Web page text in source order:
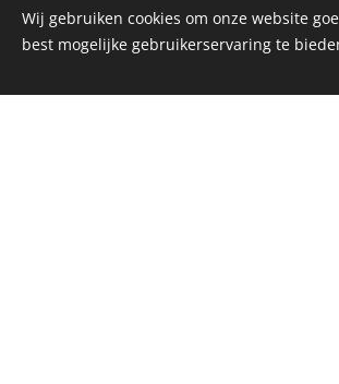
Wij gebruiken cookies om onze website
best mogelijke gebruikerservaring te